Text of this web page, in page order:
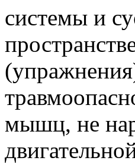
системы и
мышц, не